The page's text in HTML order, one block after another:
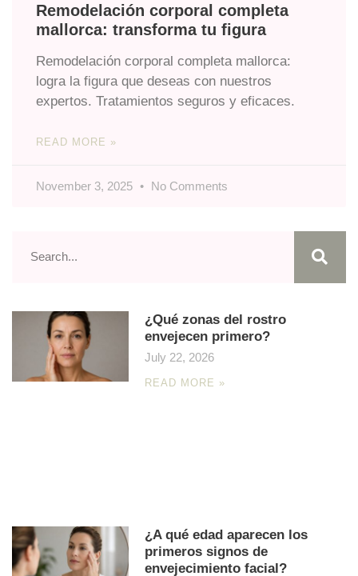
Remodelación corporal completa
mallorca: transforma tu figura
Remodelación corporal completa mallorca:
logra la figura que deseas con nuestros
expertos. Tratamientos seguros y eficaces.
READ MORE »
November 3, 2025 No Comments
¿Qué zonas del rostro
envejecen primero?
July 22, 2026
READ MORE »
¿A qué edad aparecen los
primeros signos de
envejecimiento facial?